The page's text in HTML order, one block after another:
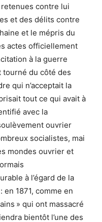
retenues contre lui
et des délits contre
et le mépris du
actes officiellement
à la guerre
tourné du côté des
qui n’acceptait la
tout ce qui avait à
avec la
ouvrier
socialistes, mai
mondes ouvrier et
à l’égard de la
en 1871, comme en
» qui ont massacré
bientôt l’une des